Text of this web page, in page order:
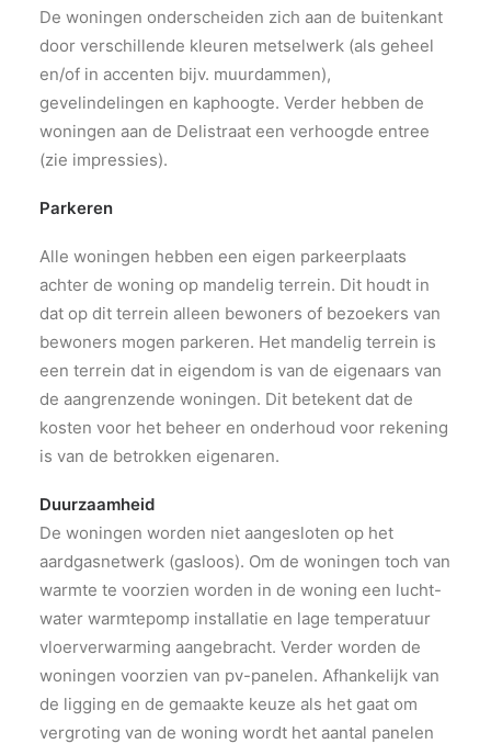
De woningen onderscheiden zich aan de buitenkant
door verschillende kleuren metselwerk (als geheel
en/of in accenten bijv. muurdammen),
gevelindelingen en kaphoogte. Verder hebben de
woningen aan de Delistraat een verhoogde entree
(zie impressies).
Parkeren
Alle woningen hebben een eigen parkeerplaats
achter de woning op mandelig terrein. Dit houdt in
dat op dit terrein alleen bewoners of bezoekers van
bewoners mogen parkeren. Het mandelig terrein is
een terrein dat in eigendom is van de eigenaars van
de aangrenzende woningen. Dit betekent dat de
kosten voor het beheer en onderhoud voor rekening
is van de betrokken eigenaren.
Duurzaamheid
De woningen worden niet aangesloten op het
aardgasnetwerk (gasloos). Om de woningen toch van
warmte te voorzien worden in de woning een lucht-
water warmtepomp installatie en lage temperatuur
vloerverwarming aangebracht. Verder worden de
woningen voorzien van pv-panelen. Afhankelijk van
de ligging en de gemaakte keuze als het gaat om
vergroting van de woning wordt het aantal panelen